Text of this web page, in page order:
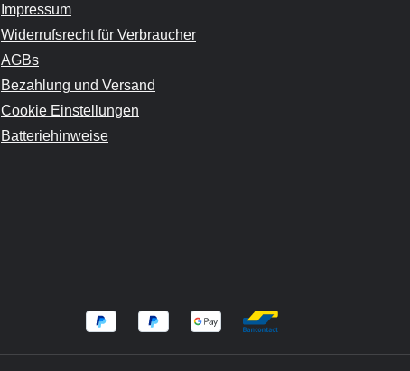
Impressum
Widerrufsrecht für Verbraucher
AGBs
Bezahlung und Versand
Cookie Einstellungen
Batteriehinweise